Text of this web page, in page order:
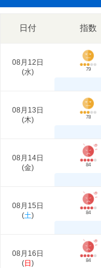
日付 指数
08月12日
(水) 79
08月13日
(木) 78
08月14日
(金) 84
08月15日
(土) 84
08月16日
(日 ) 84